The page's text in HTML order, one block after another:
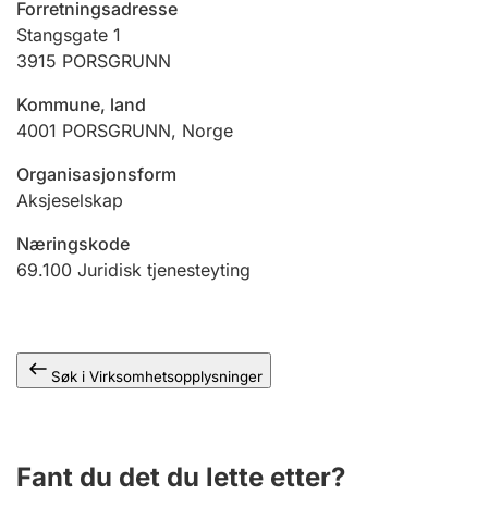
Jeger
Ektepaktveileder
Offentlig sektor
Forretningsadresse
Stangsgate 1
3915 PORSGRUNN
Kommune, land
4001 PORSGRUNN, Norge
Organisasjonsform
Aksjeselskap
Næringskode
69.100 Juridisk tjenesteyting
Søk i Virksomhetsopplysninger
Fant du det du lette etter?